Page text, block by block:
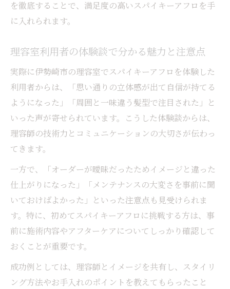
を徹底することで、満足度の高いスパイキーアフロを手
に入れられます。
理容室利用者の体験談で分かる魅力と注意点
実際に伊勢崎市の理容室でスパイキーアフロを体験した
利用者からは、「思い通りの立体感が出て自信が持てる
ようになった」「周囲と一味違う髪型で注目された」と
いった声が寄せられています。こうした体験談からは、
理容師の技術力とコミュニケーションの大切さが伝わっ
てきます。
一方で、「オーダーが曖昧だったためイメージと違った
仕上がりになった」「メンテナンスの大変さを事前に聞
いておけばよかった」といった注意点も見受けられま
す。特に、初めてスパイキーアフロに挑戦する方は、事
前に施術内容やアフターケアについてしっかり確認して
おくことが重要です。
成功例としては、理容師とイメージを共有し、スタイリ
ング方法やお手入れのポイントを教えてもらったこと